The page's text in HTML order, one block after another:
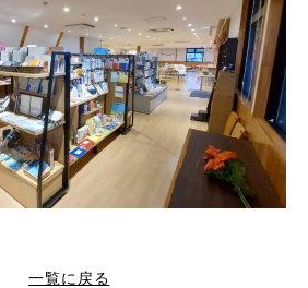
一覧に戻る